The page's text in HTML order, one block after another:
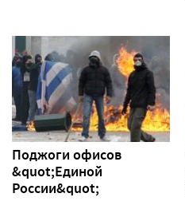
Поджоги офисов
&quot;Единой
России&quot;